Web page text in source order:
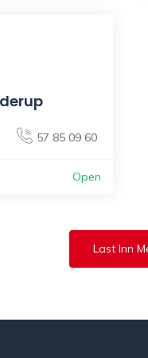
57 85 09 60
Open
Last Inn